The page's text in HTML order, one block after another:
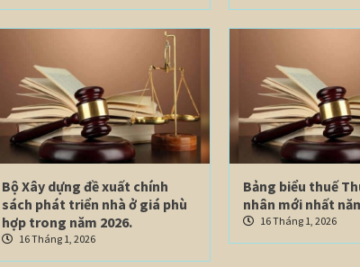
Bộ Xây dựng đề xuất chính
sách phát triển nhà ở giá phù
hợp trong năm 2026.
16 Tháng 1, 2026
Bảng biểu thuế
nhân mới nhất
16 Tháng 1, 2026